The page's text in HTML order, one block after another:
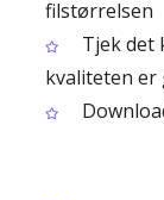
filstørrelsen
Tjek det
kvaliteten er